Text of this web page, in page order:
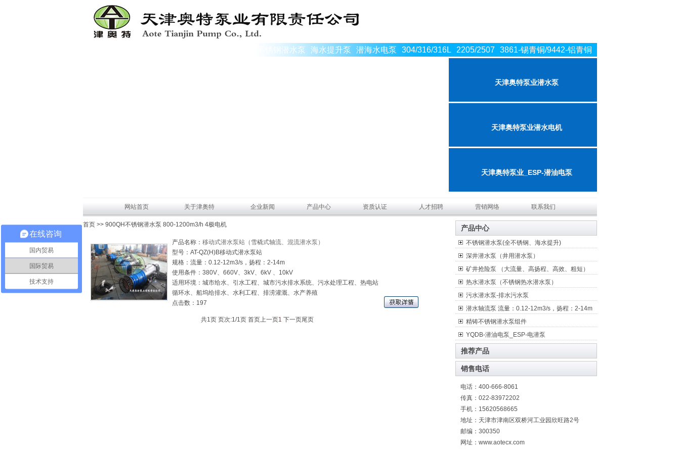
不锈钢潜水泵 海水提升泵 潜海水电泵 304/316/316L 2205/2507 3861-锡青铜/9442-铝青铜
天津奥特泵业潜水泵
天津奥特泵业潜水电机
天津奥特泵业_ESP-潜油电泵
网站首页 关于津奥特 企业新闻 产品中心 资质认证 人才招聘 营销网络 联系我们
首页 >> 900QH不锈钢潜水泵 800-1200m3/h 4极电机
产品名称： 移动式潜水泵站（雪橇式轴流、混流潜水泵）
型号：AT-QZ(H)B移动式潜水泵站
规格：流量：0.12-12m3/s，扬程：2-14m
使用条件：380V、660V、3kV、6kV 、10kV
适用环境：城市给水、引水工程、城市污水排水系统、污水处理工程、热电站
循环水、船坞给排水、水利工程、排涝灌溉、水产养殖
点击数：197
共1页 页次:1/1页 首页上一页1 下一页尾页
产品中心
不锈钢潜水泵(全不锈钢、海水提升)
深井潜水泵（井用潜水泵）
矿井抢险泵 （大流量、高扬程、高效、粗短）
热水潜水泵（不锈钢热水潜水泵）
污水潜水泵-排水污水泵
潜水轴流泵 流量：0.12-12m3/s，扬程：2-14m
精铸不锈钢潜水泵组件
YQDB-潜油电泵_ESP-电潜泵
推荐产品
销售电话
电话：400-666-8061
传真：022-83972202
手机：15620568665
地址：天津市津南区双桥河工业园欣旺路2号
邮编：300350
网址：www.aotecx.com
在线咨询
国内贸易
国际贸易
技术支持